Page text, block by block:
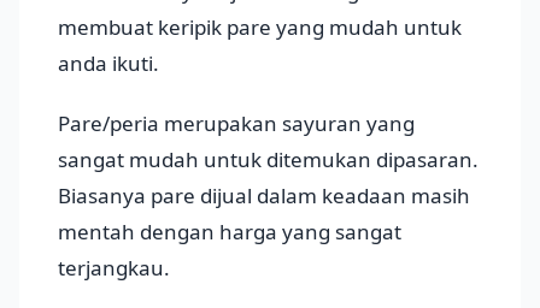
membuat keripik pare yang mudah untuk
anda ikuti.
Pare/peria merupakan sayuran yang
sangat mudah untuk ditemukan dipasaran.
Biasanya pare dijual dalam keadaan masih
mentah dengan harga yang sangat
terjangkau.